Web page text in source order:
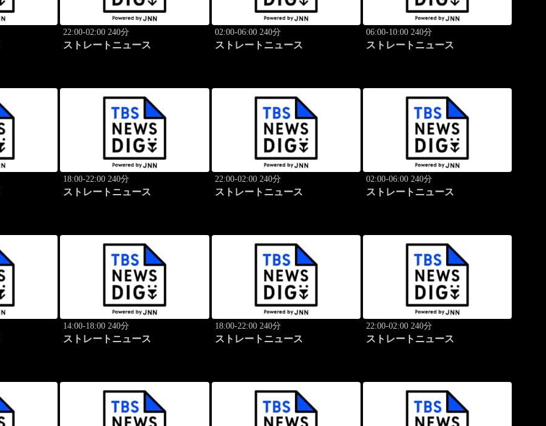
22:00-02:00 240分
ストレートニュース
02:00-06:00 240分
ストレートニュース
06:00-10:00 240分
ストレートニュース
18:00-22:00 240分
ストレートニュース
22:00-02:00 240分
ストレートニュース
02:00-06:00 240分
ストレートニュース
14:00-18:00 240分
ストレートニュース
18:00-22:00 240分
ストレートニュース
22:00-02:00 240分
ストレートニュース